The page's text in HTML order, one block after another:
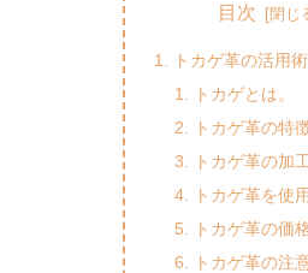
目次
トカゲ革の活用術
トカゲとは。
トカゲ革の特
トカゲ革の加
トカゲ革を使
トカゲ革の価
トカゲ革の注